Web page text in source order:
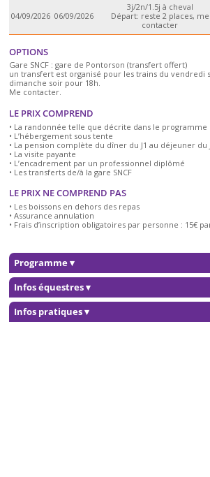
04/09/2026 06/09/2026
3j/2n/1.5j à cheval
Départ: reste 2 places, me
contacter
OPTIONS
Gare SNCF : gare de Pontorson (transfert offert)
un transfert est organisé pour les trains du vendredi
dimanche soir pour 18h.
Me contacter.
LE PRIX COMPREND
• La randonnée telle que décrite dans le programme
• L’hébergement sous tente
• La pension complète du dîner du J1 au déjeuner du
• La visite payante
• L’encadrement par un professionnel diplômé
• Les transferts de/à la gare SNCF
LE PRIX NE COMPREND PAS
• Les boissons en dehors des repas
• Assurance annulation
• Frais d’inscription obligatoires par personne : 15€
Programme▾
Infos équestres▾
Infos pratiques▾